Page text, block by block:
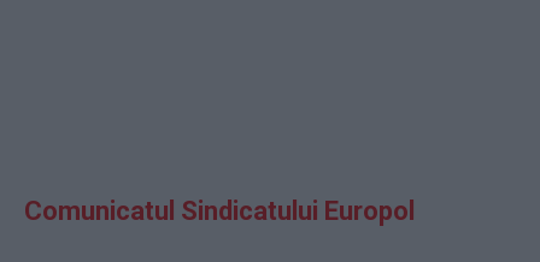
Comunicatul Sindicatului Europol